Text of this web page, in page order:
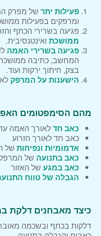
פעילות יתר של מפרק
ומרפקים בפעילות
פגיעה בשרירי הכתף
ממושכת ואינטנסיבית.
פגיעה בשרירי האמה
המחשב, כתיבה
בצק, חיתוך ירקות ועוד.
הישענות על המרפק
מהם הסימפטומים
כאב חדלאורך האמה
כאב חד לאורך הזרוע
אדמומיות ונפיחות של
כאב בתנועה של
כאב במגע של האזור
הגבלה של טווח
כיצד מאבחנים דלקת
דלקות בכתף ובשכמה